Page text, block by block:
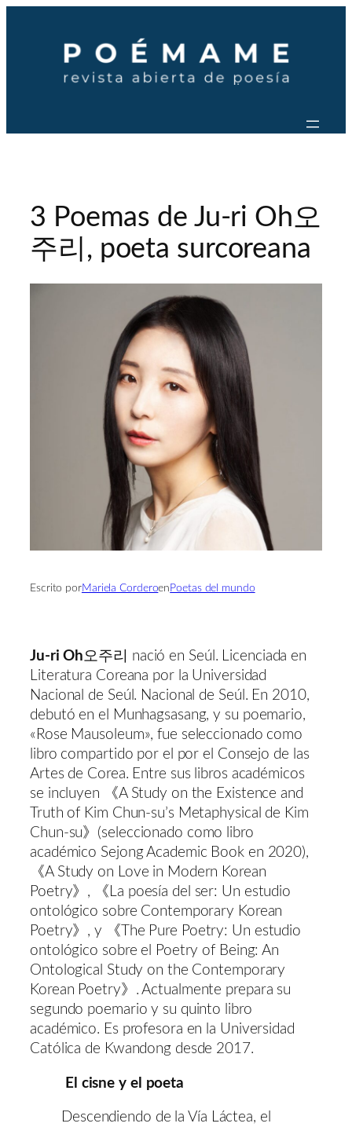
contenido
3 Poemas de Ju-ri Oh오
주리, poeta surcoreana
Escrito porMariela Corderoen Poetas del mundo
Ju-ri Oh오주리 nació en Seúl. Licenciada en
Literatura Coreana por la Universidad
Nacional de Seúl. Nacional de Seúl. En 2010,
debutó en el Munhagsasang, y su poemario,
«Rose Mausoleum», fue seleccionado como
libro compartido por el por el Consejo de las
Artes de Corea. Entre sus libros académicos
se incluyen 《A Study on the Existence and
Truth of Kim Chun-su’s Metaphysical de Kim
Chun-su》(seleccionado como libro
académico Sejong Academic Book en 2020),
《A Study on Love in Modern Korean
Poetry》, 《La poesía del ser: Un estudio
ontológico sobre Contemporary Korean
Poetry》, y 《The Pure Poetry: Un estudio
ontológico sobre el Poetry of Being: An
Ontological Study on the Contemporary
Korean Poetry》. Actualmente prepara su
segundo poemario y su quinto libro
académico. Es profesora en la Universidad
Católica de Kwandong desde 2017.
El cisne y el poeta
Descendiendo de la Vía Láctea, el